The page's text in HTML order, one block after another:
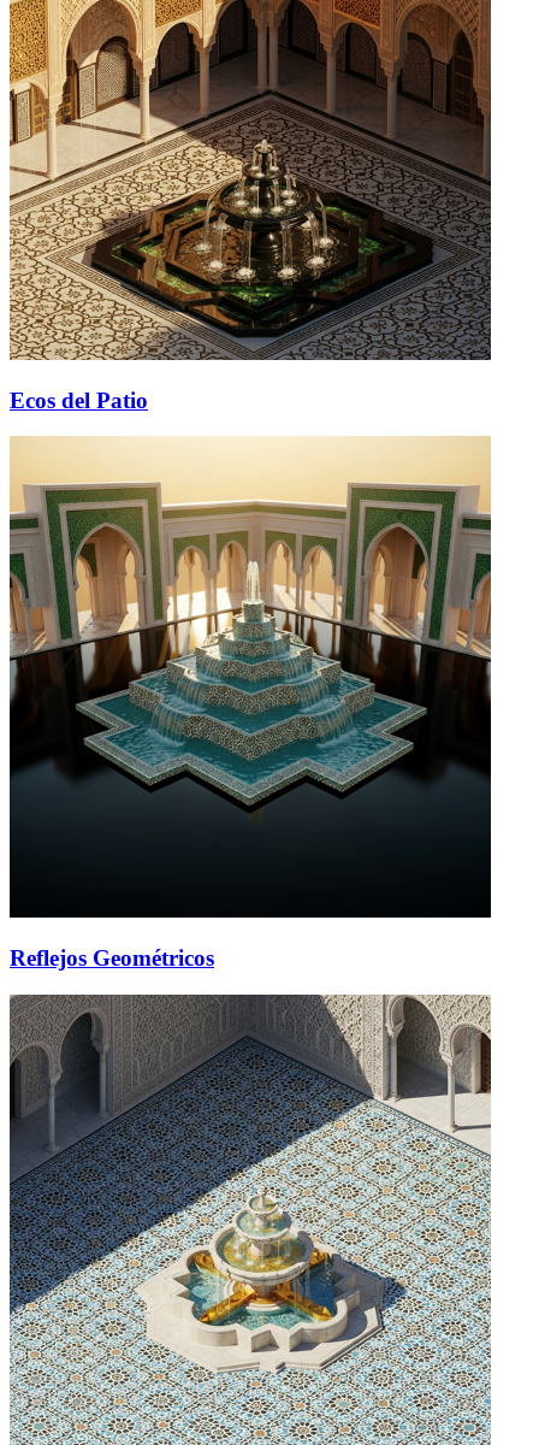
Ecos del Patio
Reflejos Geométricos